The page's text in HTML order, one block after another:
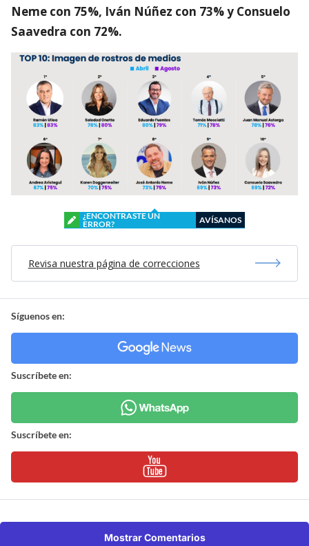
Neme con 75%, Iván Núñez con 73% y Consuelo
Saavedra con 72%.
¿ENCONTRASTE UN
ERROR?
AVÍSANOS
Revisa nuestra página de correcciones
Síguenos en:
Suscríbete en:
Suscríbete en:
Mostrar Comentarios